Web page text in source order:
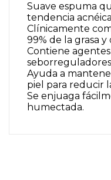
Suave espuma
tendencia
Clínicamente
99% de la grasa
Contiene
Ayuda a
piel para reducir
Se enjuaga
humectada.